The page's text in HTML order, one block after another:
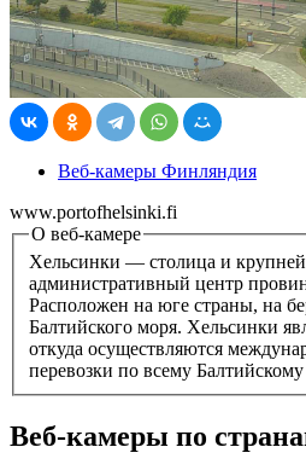
Веб-камеры Финляндия
www.portofhelsinki.fi
О веб-камере
Хельсинки — столица и
административный центр
Расположен на юге страны, на
Балтийского моря. Хельсинки
откуда осуществляются
перевозки по всему
Веб-камеры по